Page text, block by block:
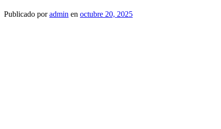
Publicado poradmin en octubre 20, 2025